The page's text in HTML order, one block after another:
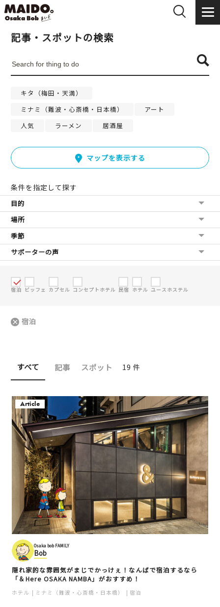
記事・スポットの検索
キタ（梅田・天満）
ミナミ（難波・心斎橋・日本橋）
アート
人気
ラーメン 居酒屋
マップを表示する
条件を指定して探す
目的
場所
季節
サポーターの声
宿泊 ビッフェ カプセル コンセプトホテル 民宿 ホテル ユースホステル
宿泊
すべて 記事 スポット 19 件
Article
Osaka bob FAMILY
Bob
隠れ家的な雰囲気がまじでかっけぇ！なんばで宿泊するなら
「＆Here OSAKA NAMBA」がおすすめ！
ホテル ミナミ（難波・心斎橋・日本橋） 宿泊